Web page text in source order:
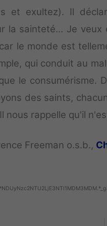
et exultez). Il
la sainteté… Je
le monde est
qui conduit au
le
des saints,
nous rappelle qu'il
Freeman o.s.b.,